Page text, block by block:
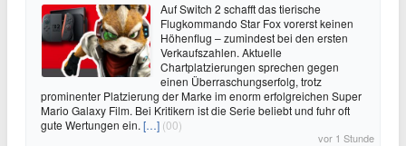
Auf Switch 2 schafft das tierische
Flugkommando Star Fox vorerst keinen
Höhenflug – zumindest bei den ersten
Verkaufszahlen. Aktuelle
Chartplatzierungen sprechen gegen
einen Überraschungserfolg, trotz
prominenter Platzierung der Marke im enorm erfolgreichen Super
Mario Galaxy Film. Bei Kritikern ist die Serie beliebt und fuhr oft
gute Wertungen ein. […] (00)
vor 1 Stunde